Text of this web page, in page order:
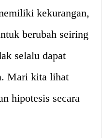
kekurangan,
berubah seiring
selalu dapat
Mari kita lihat
hipotesis secara